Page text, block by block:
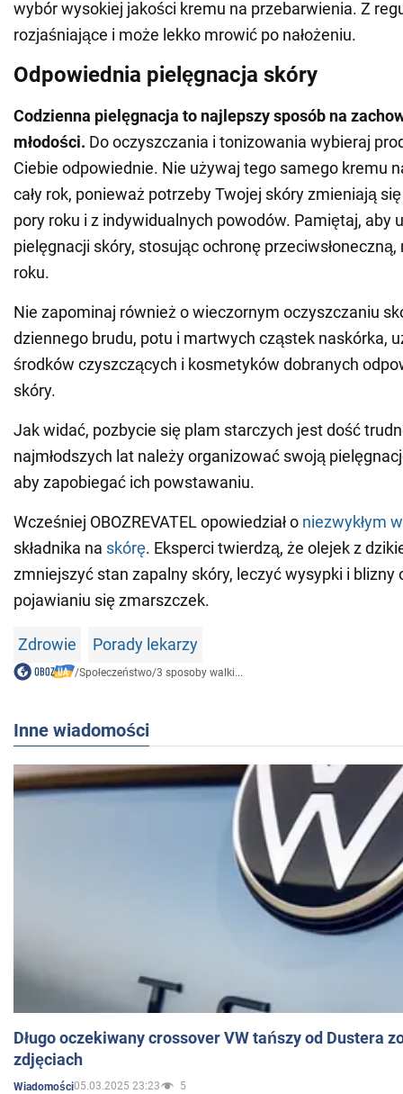
wybór wysokiej jakości kremu na przebarwienia. Z
rozjaśniające i może lekko mrowić po nałożeniu.
Odpowiednia pielęgnacja skóry
Codzienna pielęgnacja to najlepszy sposób na
młodości. Do oczyszczania i tonizowania wybieraj
Ciebie odpowiednie. Nie używaj tego samego kremu
cały rok, ponieważ potrzeby Twojej skóry zmieniają
pory roku i z indywidualnych powodów. Pamiętaj, aby
pielęgnacji skóry, stosując ochronę
roku.
Nie zapominaj również o wieczornym oczyszczaniu
dziennego brudu, potu i martwych cząstek naskórka,
środków czyszczących i kosmetyków dobranych
skóry.
Jak widać, pozbycie się plam starczych jest dość
najmłodszych lat należy organizować swoją
aby zapobiegać ich powstawaniu.
Wcześniej OBOZREVATEL opowiedział o niezwykłym
składnika na skórę. Eksperci twierdzą, że olejek z
zmniejszyć stan zapalny skóry, leczyć wysypki i blizny
pojawianiu się zmarszczek.
Zdrowie Porady lekarzy
/Społeczeństwo/3 sposoby walki...
Inne wiadomości
Długo oczekiwany crossover VW tańszy od Dustera
zdjęciach
Wiadomości05.03.2025 23:23 5